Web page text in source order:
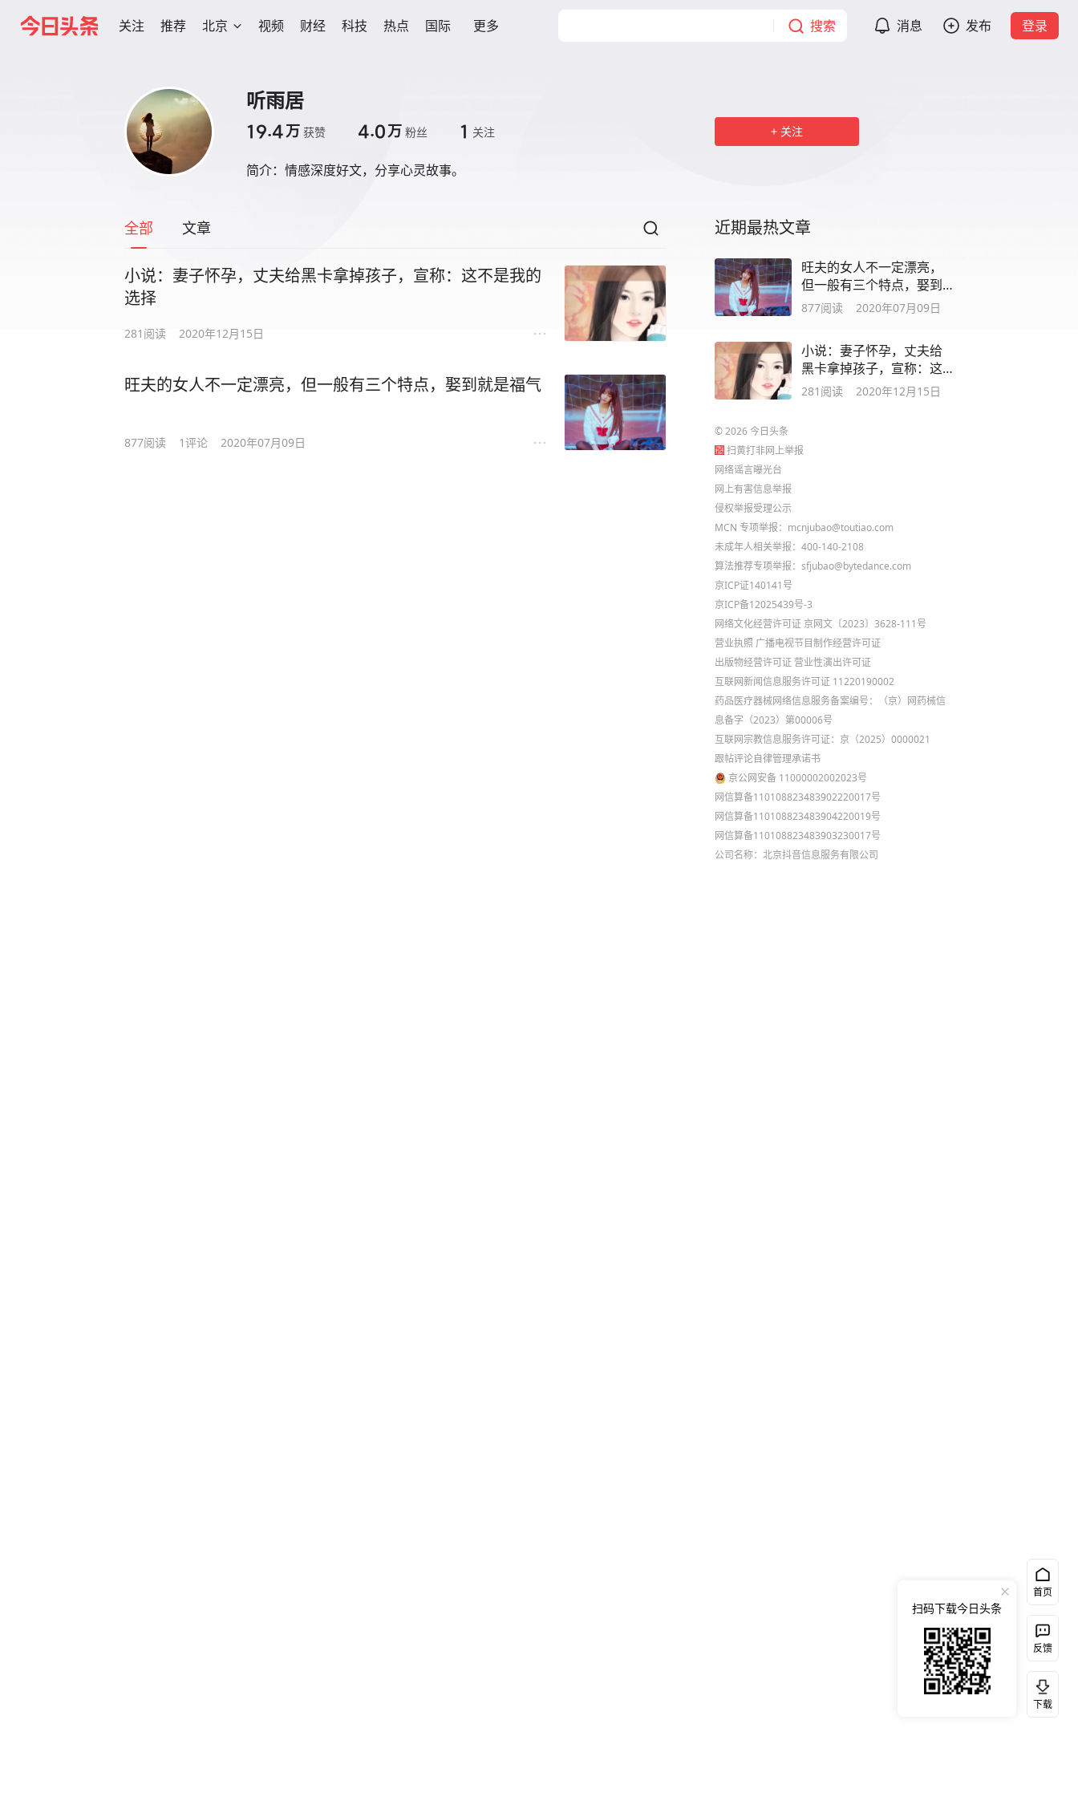
关注 推荐 北京 视频 财经 科技 热点 国际 更多 搜索 消息 发布 登录
听雨居
19.4万 获赞 4.0万 粉丝 1 关注
简介： 情感深度好文，分享心灵故事。
关注
全部 文章
小说：妻子怀孕，丈夫给黑卡拿掉孩子，宣称：这不是我的
选择
281 阅读 2020年12月15日
旺夫的女人不一定漂亮，但一般有三个特点，娶到就是福气
877阅读 1评论 2020年07月09日
近期最热文章
旺夫的女人不一定漂亮，
但一般有三个特点，娶到
就是福气
877阅读 2020年07月09日
小说：妻子怀孕，丈夫给
黑卡拿掉孩子，宣称：这
不是我的选择
281 阅读 2020年12月15日
©2026今日头条
扫黄打非网上举报
网络谣言曝光台
网上有害信息举报
侵权举报受理公示
MCN 专项举报：mcnjubao@toutiao.com
未成年人相关举报：400-140-2108
算法推荐专项举报：sfjubao@bytedance.com
京ICP证140141号
京ICP备12025439号-3
网络文化经营许可证 京网文〔2023〕3628-111号
营业执照 广播电视节目制作经营许可证
出版物经营许可证 营业性演出许可证
互联网新闻信息服务许可证 11220190002
药品医疗器械网络信息服务备案编号：（京）网药械信
息备字（2023）第00006号
互联网宗教信息服务许可证：京（2025）0000021
跟帖评论自律管理承诺书
京公网安备 11000002002023号
网信算备110108823483902220017号
网信算备110108823483904220019号
网信算备110108823483903230017号
公司名称：北京抖音信息服务有限公司
首页
反馈
下载
扫码下载今日头条